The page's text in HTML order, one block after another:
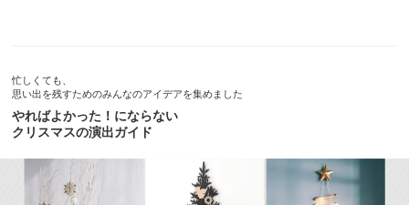
忙しくても、
思い出を残すためのみんなのアイデアを集めました
やればよかった！にならない
クリスマスの演出ガイド